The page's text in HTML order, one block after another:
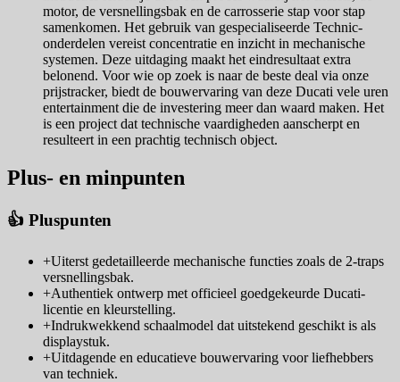
motor, de versnellingsbak en de carrosserie stap voor stap
samenkomen. Het gebruik van gespecialiseerde Technic-
onderdelen vereist concentratie en inzicht in mechanische
systemen. Deze uitdaging maakt het eindresultaat extra
belonend. Voor wie op zoek is naar de beste deal via onze
prijstracker, biedt de bouwervaring van deze Ducati vele uren
entertainment die de investering meer dan waard maken. Het
is een project dat technische vaardigheden aanscherpt en
resulteert in een prachtig technisch object.
Plus- en minpunten
👍 Pluspunten
+Uiterst gedetailleerde mechanische functies zoals de 2-traps
versnellingsbak.
+Authentiek ontwerp met officieel goedgekeurde Ducati-
licentie en kleurstelling.
+Indrukwekkend schaalmodel dat uitstekend geschikt is als
displaystuk.
+Uitdagende en educatieve bouwervaring voor liefhebbers
van techniek.